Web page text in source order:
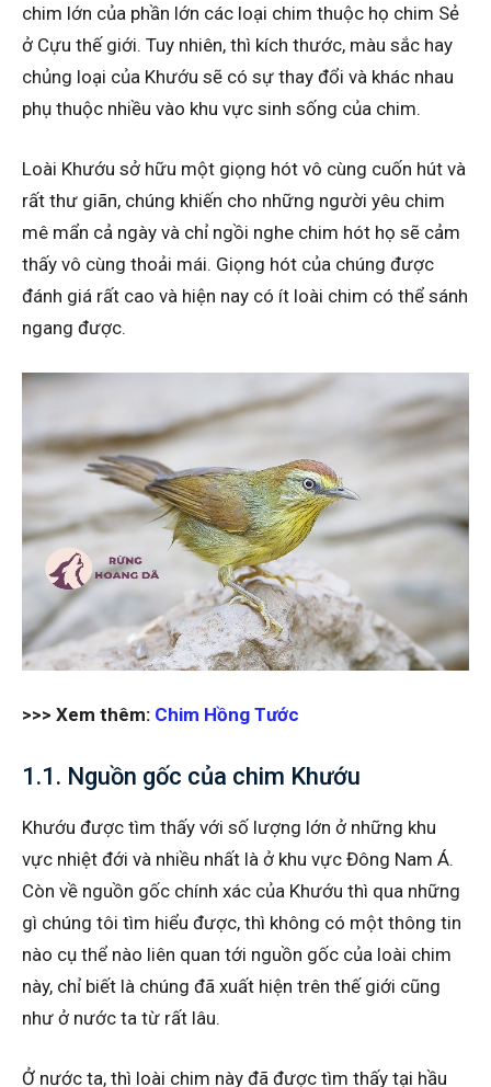
chim lớn của phần lớn các loại chim thuộc họ chim Sẻ
ở Cựu thế giới. Tuy nhiên, thì kích thước, màu sắc hay
chủng loại của Khướu sẽ có sự thay đổi và khác nhau
phụ thuộc nhiều vào khu vực sinh sống của chim.
Loài Khướu sở hữu một giọng hót vô cùng cuốn hút và
rất thư giãn, chúng khiến cho những người yêu chim
mê mẩn cả ngày và chỉ ngồi nghe chim hót họ sẽ cảm
thấy vô cùng thoải mái. Giọng hót của chúng được
đánh giá rất cao và hiện nay có ít loài chim có thể sánh
ngang được.
>>> Xem thêm: Chim Hồng Tước
1.1. Nguồn gốc của chim Khướu
Khướu được tìm thấy với số lượng lớn ở những khu
vực nhiệt đới và nhiều nhất là ở khu vực Đông Nam Á.
Còn về nguồn gốc chính xác của Khướu thì qua những
gì chúng tôi tìm hiểu được, thì không có một thông tin
nào cụ thể nào liên quan tới nguồn gốc của loài chim
này, chỉ biết là chúng đã xuất hiện trên thế giới cũng
như ở nước ta từ rất lâu.
Ở nước ta, thì loài chim này đã được tìm thấy tại hầu